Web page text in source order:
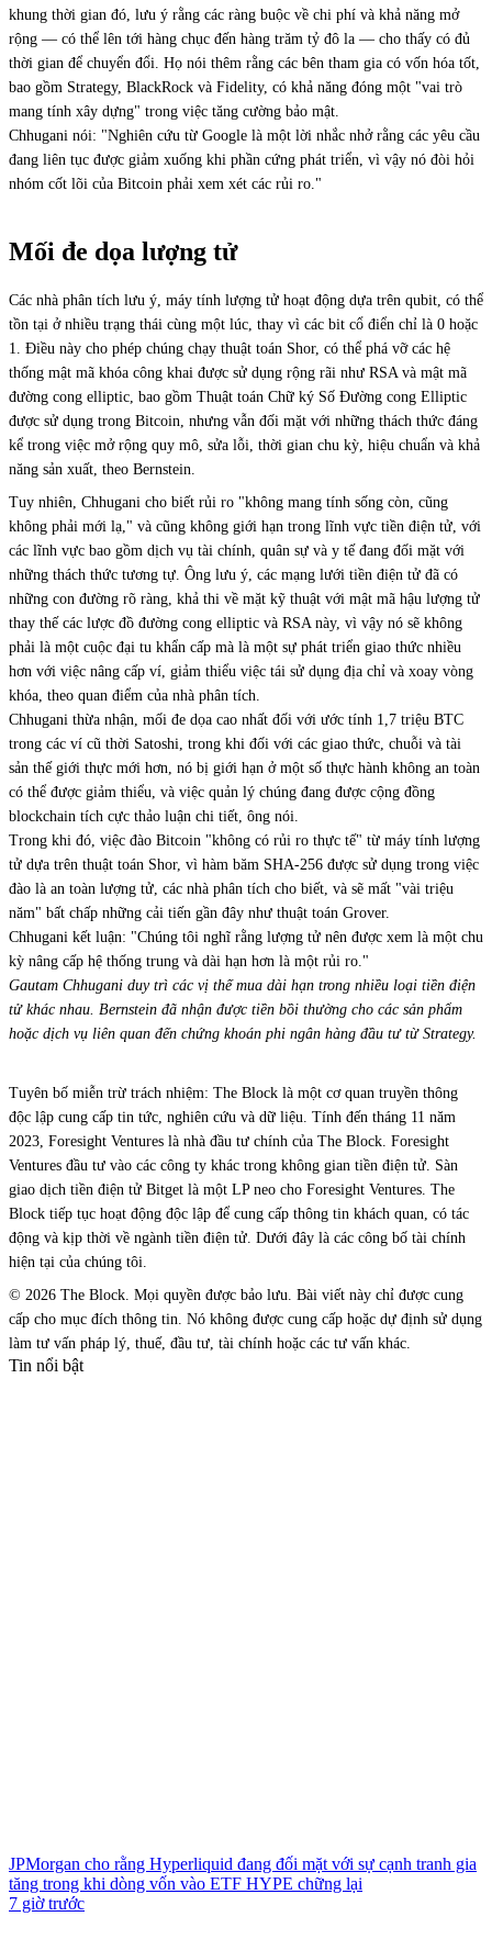
khung thời gian đó, lưu ý rằng các ràng buộc về chi phí và khả năng mở
rộng — có thể lên tới hàng chục đến hàng trăm tỷ đô la — cho thấy có đủ
thời gian để chuyển đổi. Họ nói thêm rằng các bên tham gia có vốn hóa tốt,
bao gồm Strategy, BlackRock và Fidelity, có khả năng đóng một "vai trò
mang tính xây dựng" trong việc tăng cường bảo mật.
Chhugani nói: "Nghiên cứu từ Google là một lời nhắc nhở rằng các yêu cầu
đang liên tục được giảm xuống khi phần cứng phát triển, vì vậy nó đòi hỏi
nhóm cốt lõi của Bitcoin phải xem xét các rủi ro."
Mối đe dọa lượng tử
Các nhà phân tích lưu ý, máy tính lượng tử hoạt động dựa trên qubit, có thể
tồn tại ở nhiều trạng thái cùng một lúc, thay vì các bit cổ điển chỉ là 0 hoặc
1. Điều này cho phép chúng chạy thuật toán Shor, có thể phá vỡ các hệ
thống mật mã khóa công khai được sử dụng rộng rãi như RSA và mật mã
đường cong elliptic, bao gồm Thuật toán Chữ ký Số Đường cong Elliptic
được sử dụng trong Bitcoin, nhưng vẫn đối mặt với những thách thức đáng
kể trong việc mở rộng quy mô, sửa lỗi, thời gian chu kỳ, hiệu chuẩn và khả
năng sản xuất, theo Bernstein.
Tuy nhiên, Chhugani cho biết rủi ro "không mang tính sống còn, cũng
không phải mới lạ," và cũng không giới hạn trong lĩnh vực tiền điện tử, với
các lĩnh vực bao gồm dịch vụ tài chính, quân sự và y tế đang đối mặt với
những thách thức tương tự. Ông lưu ý, các mạng lưới tiền điện tử đã có
những con đường rõ ràng, khả thi về mặt kỹ thuật với mật mã hậu lượng tử
thay thế các lược đồ đường cong elliptic và RSA này, vì vậy nó sẽ không
phải là một cuộc đại tu khẩn cấp mà là một sự phát triển giao thức nhiều
hơn với việc nâng cấp ví, giảm thiểu việc tái sử dụng địa chỉ và xoay vòng
khóa, theo quan điểm của nhà phân tích.
Chhugani thừa nhận, mối đe dọa cao nhất đối với ước tính 1,7 triệu BTC
trong các ví cũ thời Satoshi, trong khi đối với các giao thức, chuỗi và tài
sản thế giới thực mới hơn, nó bị giới hạn ở một số thực hành không an toàn
có thể được giảm thiểu, và việc quản lý chúng đang được cộng đồng
blockchain tích cực thảo luận chi tiết, ông nói.
Trong khi đó, việc đào Bitcoin "không có rủi ro thực tế" từ máy tính lượng
tử dựa trên thuật toán Shor, vì hàm băm SHA-256 được sử dụng trong việc
đào là an toàn lượng tử, các nhà phân tích cho biết, và sẽ mất "vài triệu
năm" bất chấp những cải tiến gần đây như thuật toán Grover.
Chhugani kết luận: "Chúng tôi nghĩ rằng lượng tử nên được xem là một chu
kỳ nâng cấp hệ thống trung và dài hạn hơn là một rủi ro."
Gautam Chhugani duy trì các vị thế mua dài hạn trong nhiều loại tiền điện
tử khác nhau. Bernstein đã nhận được tiền bồi thường cho các sản phẩm
hoặc dịch vụ liên quan đến chứng khoán phi ngân hàng đầu tư từ Strategy.
Tuyên bố miễn trừ trách nhiệm: The Block là một cơ quan truyền thông
độc lập cung cấp tin tức, nghiên cứu và dữ liệu. Tính đến tháng 11 năm
2023, Foresight Ventures là nhà đầu tư chính của The Block. Foresight
Ventures đầu tư vào các công ty khác trong không gian tiền điện tử. Sàn
giao dịch tiền điện tử Bitget là một LP neo cho Foresight Ventures. The
Block tiếp tục hoạt động độc lập để cung cấp thông tin khách quan, có tác
động và kịp thời về ngành tiền điện tử. Dưới đây là các công bố tài chính
hiện tại của chúng tôi.
© 2026 The Block. Mọi quyền được bảo lưu. Bài viết này chỉ được cung
cấp cho mục đích thông tin. Nó không được cung cấp hoặc dự định sử dụng
làm tư vấn pháp lý, thuế, đầu tư, tài chính hoặc các tư vấn khác.
Tin nổi bật
JPMorgan cho rằng Hyperliquid đang đối mặt với sự cạnh tranh gia
tăng trong khi dòng vốn vào ETF HYPE chững lại
7 giờ trước